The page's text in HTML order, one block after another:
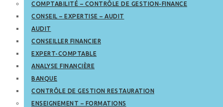
COMPTABILITÉ – CONTRÔLE DE GESTION-FINANCE
CONSEIL – EXPERTISE – AUDIT
AUDIT
CONSEILLER FINANCIER
EXPERT-COMPTABLE
ANALYSE FINANCIÈRE
BANQUE
CONTRÔLE DE GESTION RESTAURATION
ENSEIGNEMENT – FORMATIONS